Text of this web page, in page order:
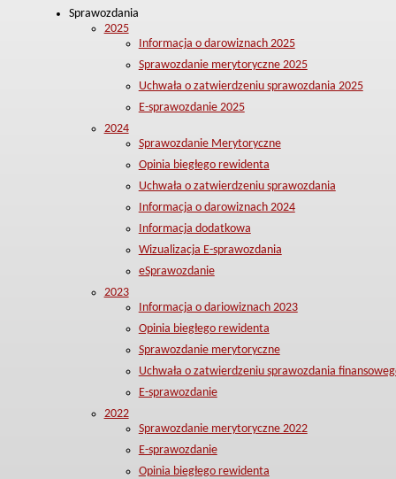
Sprawozdania
2025
Informacja o darowiznach 2025
Sprawozdanie merytoryczne 2025
Uchwała o zatwierdzeniu sprawozdania 2025
E-sprawozdanie 2025
2024
Sprawozdanie Merytoryczne
Opinia biegłego rewidenta
Uchwała o zatwierdzeniu sprawozdania
Informacja o darowiznach 2024
Informacja dodatkowa
Wizualizacja E-sprawozdania
eSprawozdanie
2023
Informacja o dariowiznach 2023
Opinia biegłego rewidenta
Sprawozdanie merytoryczne
Uchwała o zatwierdzeniu sprawozdania
E-sprawozdanie
2022
Sprawozdanie merytoryczne 2022
E-sprawozdanie
Opinia biegłego rewidenta